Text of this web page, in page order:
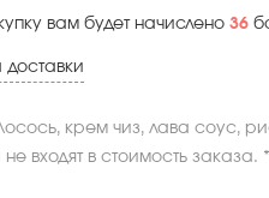
вам будет начислено 36
доставки
крем чиз, лава соус,
входят в стоимость